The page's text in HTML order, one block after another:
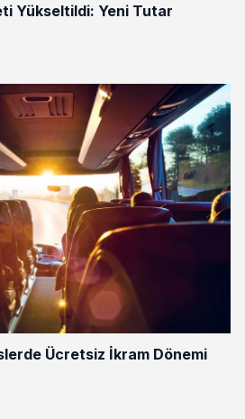
Yükseltildi: Yeni Tutar
Ücretsiz İkram Dönemi